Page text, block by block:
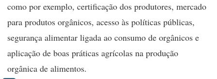
como por exemplo, certificação dos produtores, mercado
para produtos orgânicos, acesso às políticas públicas,
segurança alimentar ligada ao consumo de orgânicos e
aplicação de boas práticas agrícolas na produção
orgânica de alimentos.